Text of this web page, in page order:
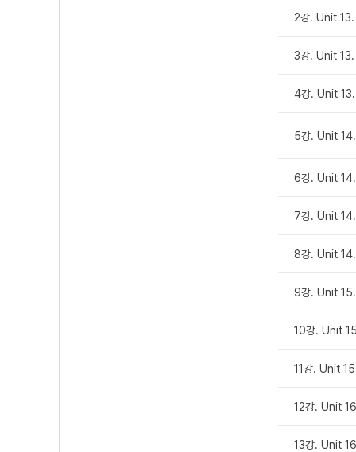
2강. Unit 13.
3강. Unit 13.
4강. Unit 13.
5강. Unit 14.
6강. Unit 14.
7강. Unit 14.
8강. Unit 14.
9강. Unit 15.
10강. Unit
11강. Unit
12강. Unit
13강. Unit